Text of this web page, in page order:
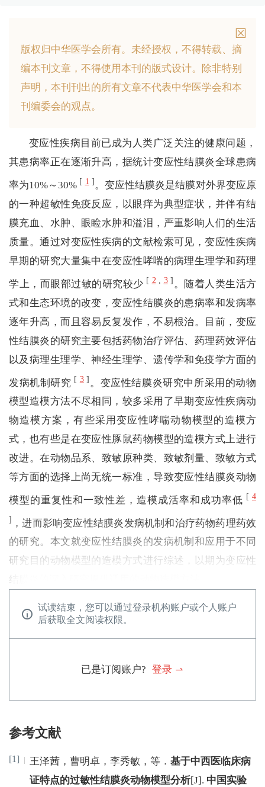
版权归中华医学会所有。 未经授权，不得转载、摘
编本刊文章，不得使用本刊的版式设计。
除非特别
声明，本刊刊出的所有文章不代表中华医学会和本
刊编委会的观点。
变应性疾病目前已成为人类广泛关注的健康问题，
其患病率正在逐渐升高，据统计变应性结膜炎全球患病
率为10%～30% [ 1 ]。变应性结膜炎是结膜对外界变应原
的一种超敏性免疫反应，以眼痒为典型症状，并伴有结
膜充血、水肿、眼睑水肿和溢泪，严重影响人们的生活
质量。通过对变应性疾病的文献检索可见，变应性疾病
早期的研究大量集中在变应性哮喘的病理生理学和药理
学上，而眼部过敏的研究较少 [ 2 3 ] 。随着人类生活方
式和生态环境的改变，变应性结膜炎的患病率和发病率
逐年升高，而且容易反复发作，不易根治。目前，变应
性结膜炎的研究主要包括药物治疗评估、药理药效评估
以及病理生理学、神经生理学、遗传学和免疫学方面的
发病机制研究 [ 3 ] 。变应性结膜炎研究中所采用的动物
模型造模方法不尽相同，较多采用了早期变应性疾病动
物造模方案，有些采用变应性哮喘动物模型的造模方
式，也有些是在变应性豚鼠药物模型的造模方式上进行
改进。在动物品系、致敏原种类、致敏剂量、致敏方式
等方面的选择上尚无统一标准，导致变应性结膜炎动物
模型的重复性和一致性差，造模成活率和成功率低 [ 4
] ，进而影响变应性结膜炎发病机制和治疗药物药理药效
的研究。本文就变应性结膜炎的发病机制和应用于不同
研究目的动物模型的造模方式进行综述，以期为变应性
试读结束，您可以通过登录机构账户或个人账户
后获取全文阅读权限。
已是订阅账户? 登录
参考文献
[1] 王泽茜 ， 曹明卓 ， 李秀敏 ， 等 ． 基于中西医临床病
证特点的过敏性结膜炎动物模型分析[J] . 中国实验